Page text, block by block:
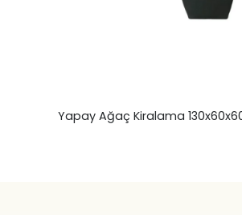
Yapay Ağaç Kiralama